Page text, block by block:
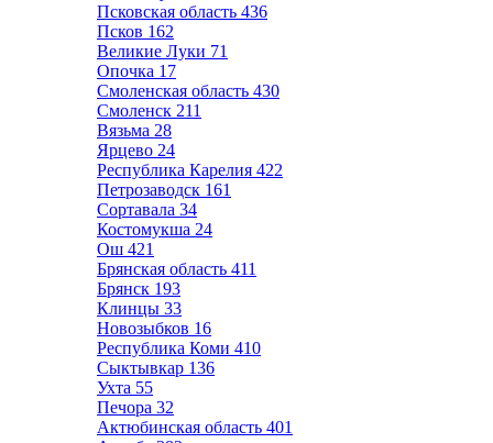
Псковская область 436
Псков 162
Великие Луки 71
Опочка 17
Смоленская область 430
Смоленск 211
Вязьма 28
Ярцево 24
Республика Карелия 422
Петрозаводск 161
Сортавала 34
Костомукша 24
Ош 421
Брянская область 411
Брянск 193
Клинцы 33
Новозыбков 16
Республика Коми 410
Сыктывкар 136
Ухта 55
Печора 32
Актюбинская область 401